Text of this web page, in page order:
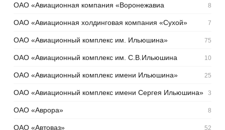
ОАО «Авиационная компания «Воронежавиа 8
ОАО «Авиационная холдинговая компания «Сухой» 7
ОАО «Авиационный комплекс им. Ильюшина» 75
ОАО «Авиационный комплекс им. С.В.Ильюшина 10
ОАО «Авиационный комплекс имени Ильюшина» 25
ОАО «Авиационный комплекс имени Сергея Ильюшина» 3
ОАО «Аврора» 8
ОАО «Автоваз» 52